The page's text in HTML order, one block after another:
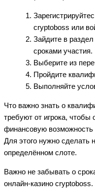
cryptoboss или
Зайдите в
сроками участия.
Выберите из
Пройдите
Выполняйте
Что важно знать о
требуют от игрока,
финансовую возможность
Для этого нужно сделать
определённом слоте.
Важно не забывать о
онлайн-казино